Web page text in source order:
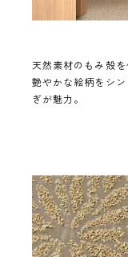
天然素材のもみ殻
艶やかな絵柄をシ
ぎが魅力。